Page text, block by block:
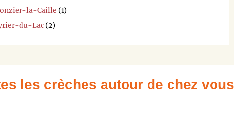
la-Caille (1)
du-Lac (2)
les crèches autour de chez vous